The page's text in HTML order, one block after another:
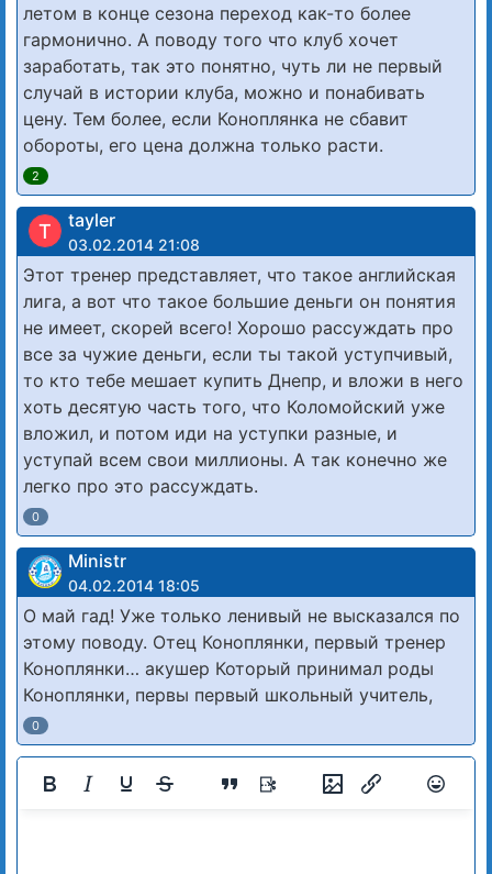
летом в конце сезона переход как-то более
гармонично. А поводу того что клуб хочет
заработать, так это понятно, чуть ли не первый
случай в истории клуба, можно и понабивать
цену. Тем более, если Коноплянка не сбавит
обороты, его цена должна только расти.
2
T tayler
03.02.2014 21:08
Этот тренер представляет, что такое английская
лига, а вот что такое большие деньги он понятия
не имеет, скорей всего! Хорошо рассуждать про
все за чужие деньги, если ты такой уступчивый,
то кто тебе мешает купить Днепр, и вложи в него
хоть десятую часть того, что Коломойский уже
вложил, и потом иди на уступки разные, и
уступай всем свои миллионы. А так конечно же
легко про это рассуждать.
0
Ministr
04.02.2014 18:05
О май гад! Уже только ленивый не высказался по
этому поводу. Отец Коноплянки, первый тренер
Коноплянки… акушер Который принимал роды
Коноплянки, первы первый школьный учитель,
0